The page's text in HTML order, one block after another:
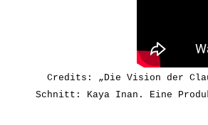
Credits: „Die Vision der
Schnitt: Kaya Inan. Eine